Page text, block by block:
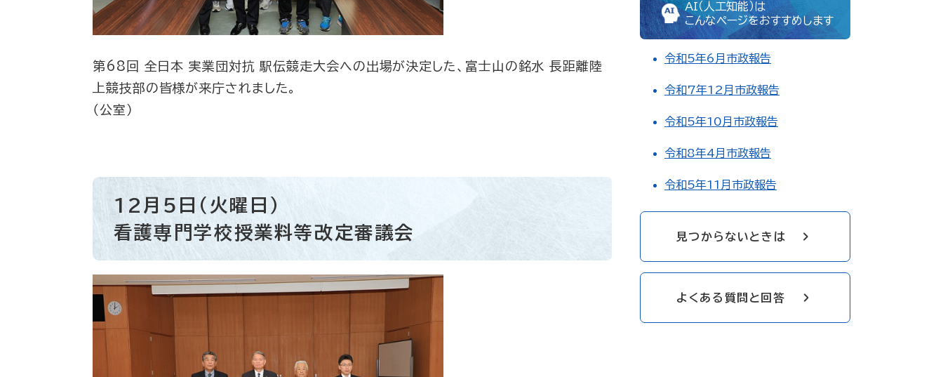
第68回 全日本 実業団対抗 駅伝競走大会への出場が決定した、富士山の銘水 長距離陸
上競技部の皆様が来庁されました。
（公室）
12月5日（火曜日）
看護専門学校授業料等改定審議会
AI（人工知能）は
こんなページをおすすめします
令和5年6月市政報告
令和7年12月市政報告
令和5年10月市政報告
令和8年4月市政報告
令和5年11月市政報告
見つからないときは
よくある質問と回答